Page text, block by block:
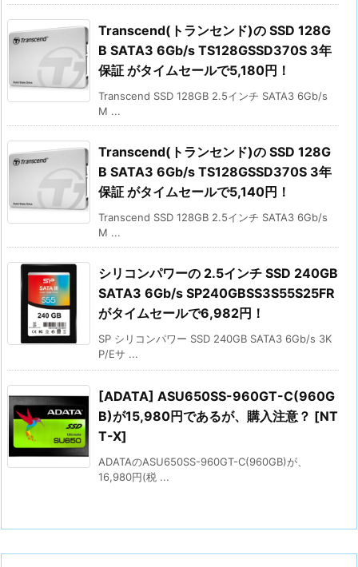
Transcend(トランセンド)の SSD 128G
B SATA3 6Gb/s TS128GSSD370S 3年
保証 がタイムセールで5,180円！
Transcend SSD 128GB 2.5インチ SATA3 6Gb/s
M ...
Transcend(トランセンド)の SSD 128G
B SATA3 6Gb/s TS128GSSD370S 3年
保証 がタイムセールで5,140円！
Transcend SSD 128GB 2.5インチ SATA3 6Gb/s
M ...
シリコンパワーの 2.5インチ SSD 240GB
SATA3 6Gb/s SP240GBSS3S55S25FR
がタイムセールで6,982円！
SP シリコンパワー SSD 240GB SATA3 6Gb/s 3K
P/Eサ ...
[ADATA] ASU650SS-960GT-C(960G
B)が15,980円であるが、購入注意？ [NT
T-X]
ADATAのASU650SS-960GT-C(960GB)が、
16,980円(税 ...